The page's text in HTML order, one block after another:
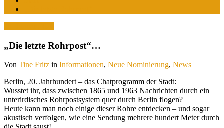
„Die letzte Rohrpost“…
Von Tine Fritz in Informationen, Neue Nominierung, News
Berlin, 20. Jahrhundert – das Chatprogramm der Stadt:
Wusstet ihr, dass zwischen 1865 und 1963 Nachrichten durch ein
unterirdisches Rohrpostsystem quer durch Berlin flogen?
Heute kann man noch einige dieser Rohre entdecken – und sogar
akustisch verfolgen, wie eine Sendung mehrere hundert Meter durch